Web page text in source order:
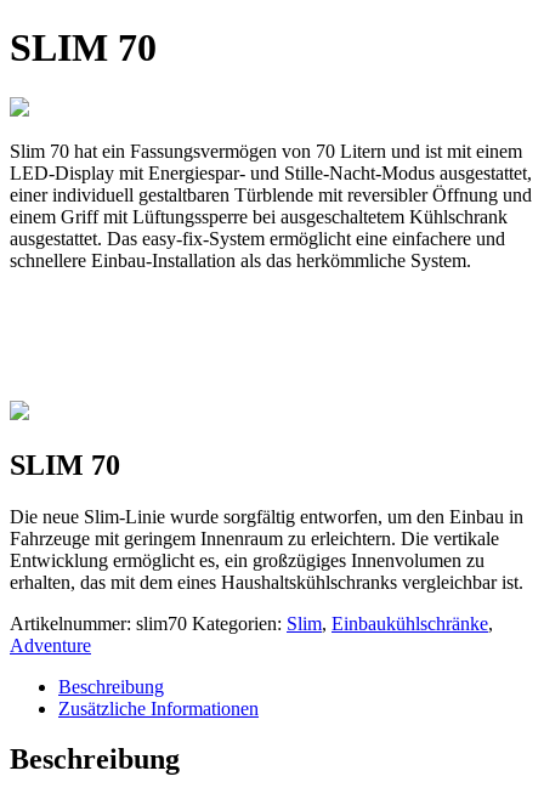
SLIM 70
Slim 70 hat ein Fassungsvermögen von 70 Litern und ist mit einem
LED-Display mit Energiespar- und Stille-Nacht-Modus ausgestattet,
einer individuell gestaltbaren Türblende mit reversibler Öffnung und
einem Griff mit Lüftungssperre bei ausgeschaltetem Kühlschrank
ausgestattet. Das easy-fix-System ermöglicht eine einfachere und
schnellere Einbau-Installation als das herkömmliche System.
SLIM 70
Die neue Slim-Linie wurde sorgfältig entworfen, um den Einbau in
Fahrzeuge mit geringem Innenraum zu erleichtern. Die vertikale
Entwicklung ermöglicht es, ein großzügiges Innenvolumen zu
erhalten, das mit dem eines Haushaltskühlschranks vergleichbar ist.
Artikelnummer: slim70 Kategorien: Slim, Einbaukühlschränke,
Adventure
Beschreibung
Zusätzliche Informationen
Beschreibung